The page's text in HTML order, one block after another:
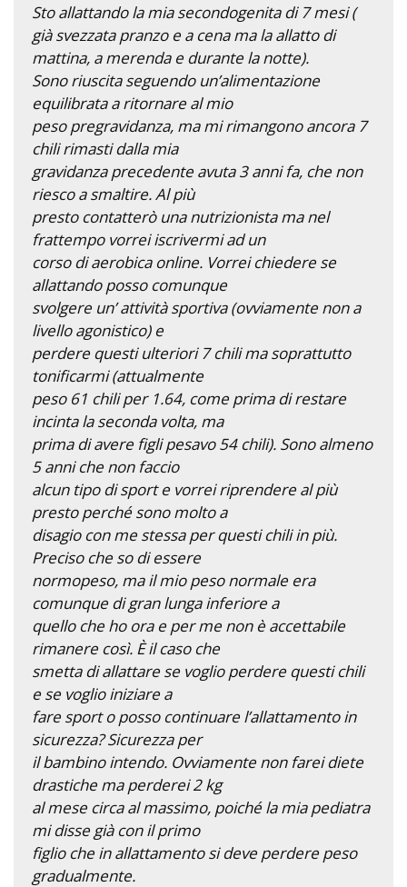
Sto allattando la mia secondogenita di 7 mesi (
già svezzata pranzo e a cena ma la allatto di
mattina, a merenda e durante la notte).
Sono riuscita seguendo un’alimentazione
equilibrata a ritornare al mio
peso pregravidanza, ma mi rimangono ancora 7
chili rimasti dalla mia
gravidanza precedente avuta 3 anni fa, che non
riesco a smaltire. Al più
presto contatterò una nutrizionista ma nel
frattempo vorrei iscrivermi ad un
corso di aerobica online. Vorrei chiedere se
allattando posso comunque
svolgere un’ attività sportiva (ovviamente non a
livello agonistico) e
perdere questi ulteriori 7 chili ma soprattutto
tonificarmi (attualmente
peso 61 chili per 1.64, come prima di restare
incinta la seconda volta, ma
prima di avere figli pesavo 54 chili). Sono almeno
5 anni che non faccio
alcun tipo di sport e vorrei riprendere al più
presto perché sono molto a
disagio con me stessa per questi chili in più.
Preciso che so di essere
normopeso, ma il mio peso normale era
comunque di gran lunga inferiore a
quello che ho ora e per me non è accettabile
rimanere così. È il caso che
smetta di allattare se voglio perdere questi chili
e se voglio iniziare a
fare sport o posso continuare l’allattamento in
sicurezza? Sicurezza per
il bambino intendo. Ovviamente non farei diete
drastiche ma perderei 2 kg
al mese circa al massimo, poiché la mia pediatra
mi disse già con il primo
figlio che in allattamento si deve perdere peso
gradualmente.